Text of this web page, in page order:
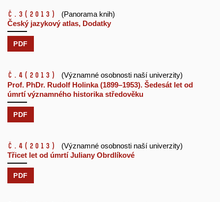
č.3 (2013)
(Panorama knih)
Český jazykový atlas, Dodatky
PDF
č.4 (2013)
(Významné osobnosti naší univerzity)
Prof. PhDr. Rudolf Holinka (1899–1953). Šedesát let od
úmrtí významného historika středověku
PDF
č.4 (2013)
(Významné osobnosti naší univerzity)
Třicet let od úmrtí Juliany Obrdlíkové
PDF